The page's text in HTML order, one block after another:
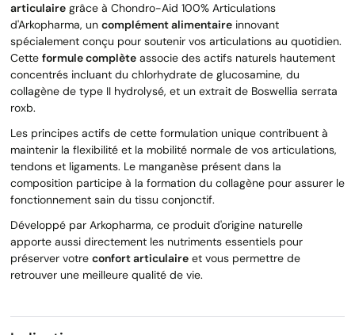
articulaire grâce à Chondro-Aid 100% Articulations
d'Arkopharma, un complément alimentaire innovant
spécialement conçu pour soutenir vos articulations au quotidien.
Cette formule complète associe des actifs naturels hautement
concentrés incluant du chlorhydrate de glucosamine, du
collagène de type II hydrolysé, et un extrait de Boswellia serrata
roxb.
Les principes actifs de cette formulation unique contribuent à
maintenir la flexibilité et la mobilité normale de vos articulations,
tendons et ligaments. Le manganèse présent dans la
composition participe à la formation du collagène pour assurer le
fonctionnement sain du tissu conjonctif.
Développé par Arkopharma, ce produit d'origine naturelle
apporte aussi directement les nutriments essentiels pour
préserver votre confort articulaire et vous permettre de
retrouver une meilleure qualité de vie.